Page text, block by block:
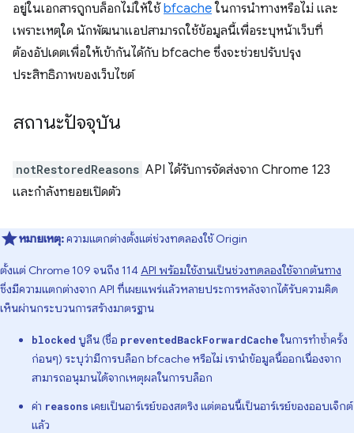
อยู่ในเอกสารถูกบล็อกไม่ให้ใช้ bfcache ในการนำทางหรือไม่ และ
เพราะเหตุใด นักพัฒนาแอปสามารถใช้ข้อมูลนี้เพื่อระบุหน้าเว็บที่
ต้องอัปเดตเพื่อให้เข้ากันได้กับ bfcache ซึ่งจะช่วยปรับปรุง
ประสิทธิภาพของเว็บไซต์
สถานะปัจจุบัน
notRestoredReasons API ได้รับการจัดส่งจาก Chrome 123
และกำลังทยอยเปิดตัว
หมายเหตุ:ความแตกต่างตั้งแต่ช่วงทดลองใช้ Origin
ตั้งแต่ Chrome 109 จนถึง 114API พร้อมใช้งานเป็นช่วงทดลองใช้จากต้นทาง
ซึ่งมีความแตกต่างจาก API ที่เผยแพร่แล้วหลายประการหลังจากได้รับความคิด
เห็นผ่านกระบวนการสร้างมาตรฐาน
blocked บูลีน (ชื่อ preventedBackForwardCacheในการทำซ้ำครั้ง
ก่อนๆ) ระบุว่ามีการบล็อก bfcache หรือไม่ เรานำข้อมูลนี้ออกเนื่องจาก
สามารถอนุมานได้จากเหตุผลในการบล็อก
ค่า reasons เคยเป็นอาร์เรย์ของสตริง แต่ตอนนี้เป็นอาร์เรย์ของออบเจ็กต์
แล้ว